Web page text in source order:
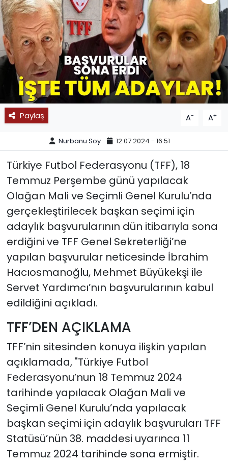
Paylaş A- A+
Nurbanu Soy 12.07.2024 - 16:51
Türkiye Futbol Federasyonu (TFF), 18
Temmuz Perşembe günü yapılacak
Olağan Mali ve Seçimli Genel Kurulu’nda
gerçekleştirilecek başkan seçimi için
adaylık başvurularının dün itibarıyla sona
erdiğini ve TFF Genel Sekreterliği’ne
yapılan başvurular neticesinde İbrahim
Hacıosmanoğlu, Mehmet Büyükekşi ile
Servet Yardımcı’nın başvurularının kabul
edildiğini açıkladı.
TFF’DEN AÇIKLAMA
TFF’nin sitesinden konuya ilişkin yapılan
açıklamada, "Türkiye Futbol
Federasyonu’nun 18 Temmuz 2024
tarihinde yapılacak Olağan Mali ve
Seçimli Genel Kurulu’nda yapılacak
başkan seçimi için adaylık başvuruları TFF
Statüsü’nün 38. maddesi uyarınca 11
Temmuz 2024 tarihinde sona ermiştir.
SPOR
11:11 MANŞET